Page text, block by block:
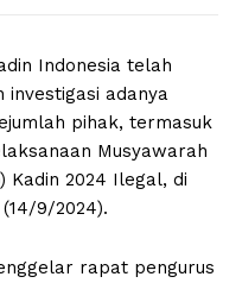
Indonesia telah
adanya
pihak, termasuk
Musyawarah
Kadin 2024 Ilegal, di
9/2024).
rapat pengurus